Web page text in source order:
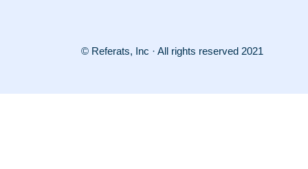
© Referats, Inc · All rights reserved 2021